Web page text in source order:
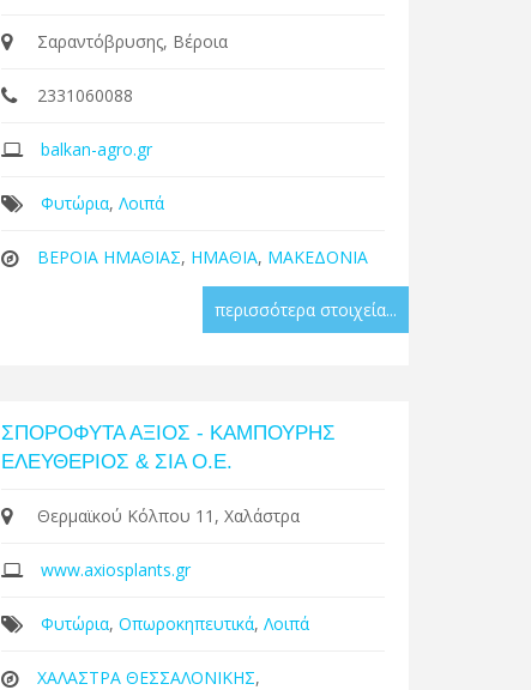
Σαραντόβρυσης, Βέροια
2331060088
balkan-agro.gr
Φυτώρια, Λοιπά
ΒΕΡΟΙΑ ΗΜΑΘΙΑΣ, ΗΜΑΘΙΑ, ΜΑΚΕΔΟΝΙΑ
περισσότερα στοιχεία...
ΣΠΟΡΟΦΥΤΑ ΑΞΙΟΣ - ΚΑΜΠΟΥΡΗΣ
ΕΛΕΥΘΕΡΙΟΣ & ΣΙΑ Ο.Ε.
Θερμαϊκού Κόλπου 11, Χαλάστρα
www.axiosplants.gr
Φυτώρια, Οπωροκηπευτικά, Λοιπά
ΧΑΛΑΣΤΡΑ ΘΕΣΣΑΛΟΝΙΚΗΣ,